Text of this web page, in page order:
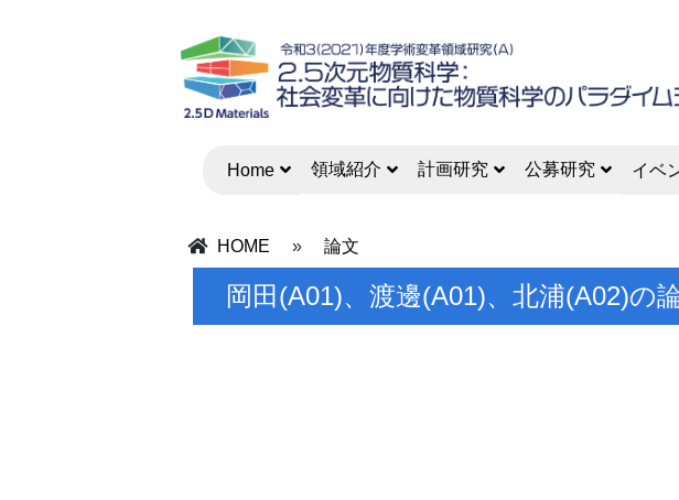
Home 領域紹介 計画研究 公募研究 イベ
HOME » 論文
岡田(A01)、渡邊(A01)、北浦(A02)の